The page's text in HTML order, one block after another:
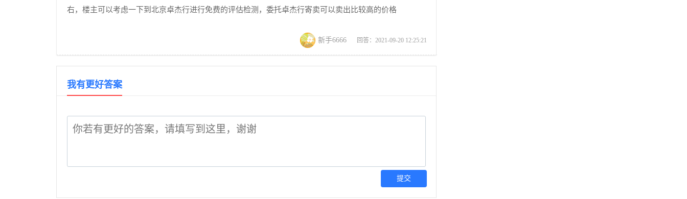
右，楼主可以考虑一下到北京卓杰行进行免费的评估检测，委托卓杰行寄卖可以卖出比较高的价格
新手6666 回答：2021-09-20 12:25:21
我有更好答案
提交